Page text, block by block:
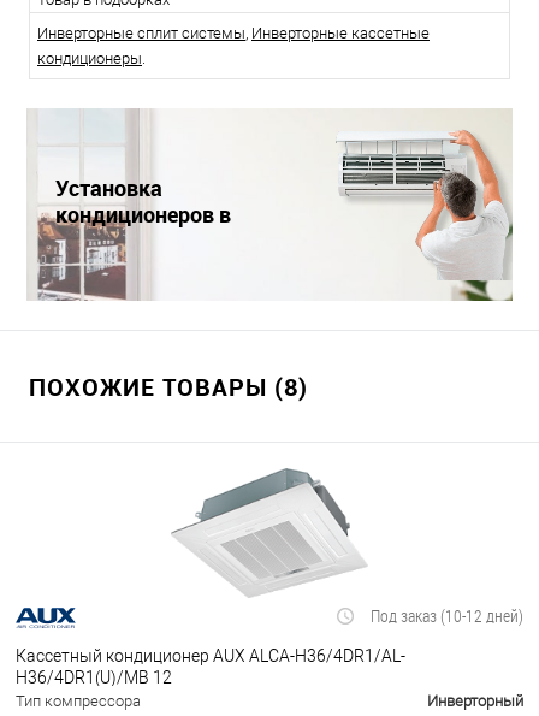
Инверторные сплит системы, Инверторные кассетные
кондиционеры.
Установка
кондиционеров в
Краснодаре
ПОХОЖИЕ ТОВАРЫ (8)
Под заказ (10-12 дней)
Кассетный кондиционер AUX ALCA-H36/4DR1/AL-
H36/4DR1(U)/MB 12
Тип компрессора
Инверторный